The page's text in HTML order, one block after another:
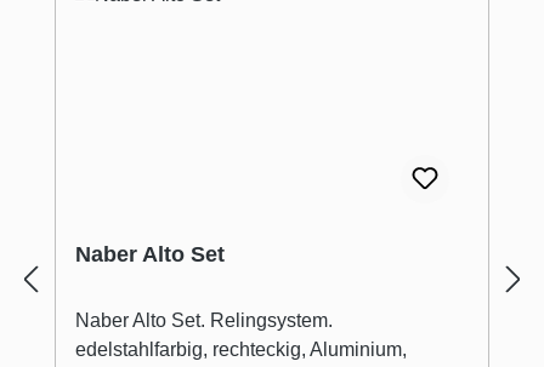
Naber Alto Set
Naber Alto Set. Relingsystem.
edelstahlfarbig, rechteckig, Aluminium,